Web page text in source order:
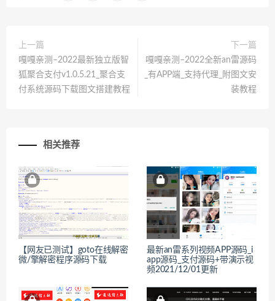
上一篇
嘎嘎亲测–2022最新独立版智
狐聚合支付v1.0.5.21_聚合支
付系统源码下载图文搭建教程
下一篇
嘎嘎亲测–2022全新an雷源码
_有APP端_支持代理_附图文安
装教程
相关推荐
【网友已测试】goto在线解密
微/擎解密程序源码下载
最新an雷系列视频APP源码_i
app源码_支付源码+带演示视
频2021/12/01更新